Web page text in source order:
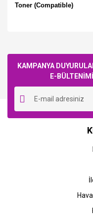
Toner (Compatible)
KAMPANYA
E-